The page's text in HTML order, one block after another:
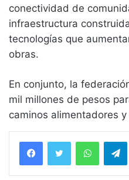
conectividad de
infraestructura
tecnologías que
obras.
En conjunto, la
mil millones de pesos
caminos alimentadores